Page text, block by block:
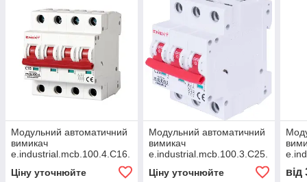
Модульний автоматичний
вимикач
e.industrial.mcb.100.4.C16.
4 г. 16А. C. 10кА, E.NEXT
(i0180030)
Ціну уточнюйте
Модульний автоматичний
вимикач
e.industrial.mcb.100.3.C25.
3 г. 25А. C. 10кА, E.NEXT
(i0180023)
Ціну уточнюйте від